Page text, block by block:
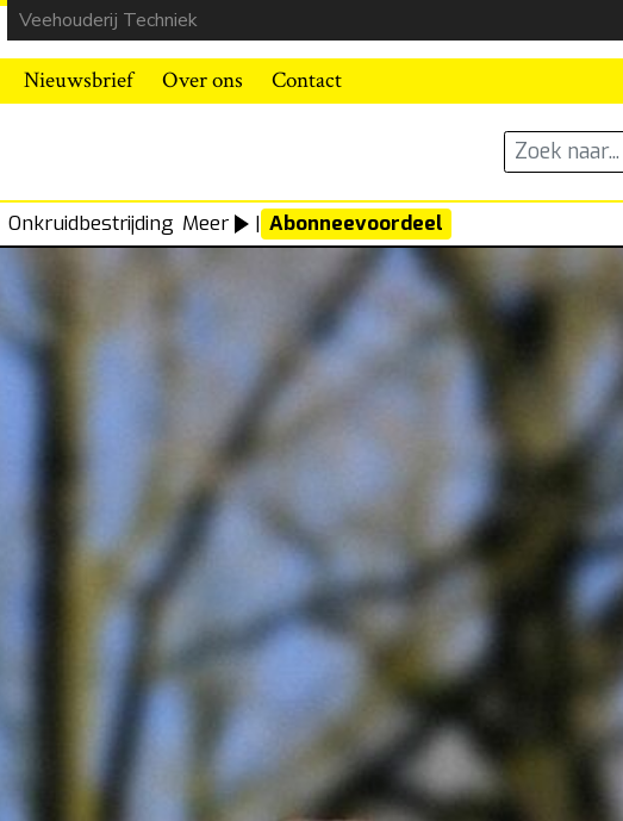
Veehouderij Techniek
Nieuwsbrief Over ons Contact
Onkruidbestrijding Meer | Abonneevoordeel